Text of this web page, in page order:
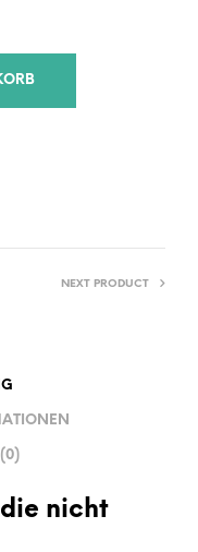
NEXT PRODUCT
die nicht